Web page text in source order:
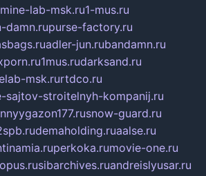
mine-lab-msk.ru1-mus.ru
damn.rupurse-factory.ru
adler-jun.rubandamn.ru
1mus.rudarksand.ru
msk.rurtdco.ru
sajtov-stroitelnyh-kompanij.ru
snow-guard.ru
demaholding.ruaalse.ru
perkoka.rumovie-one.ru
sibarchives.ruandreislyusar.ru